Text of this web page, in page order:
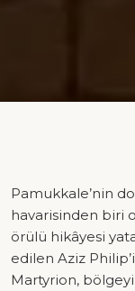
Pamukkale’nin
havarisinden biri
örülü hikâyesi
edilen Aziz
Martyrion,